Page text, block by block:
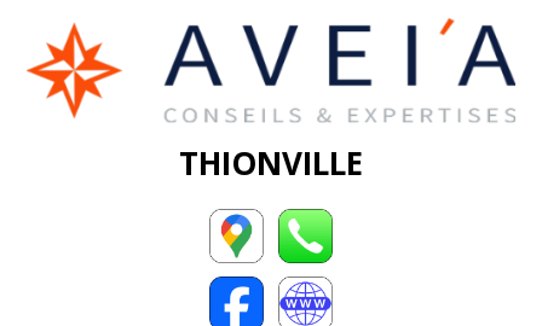
THIONVILLE